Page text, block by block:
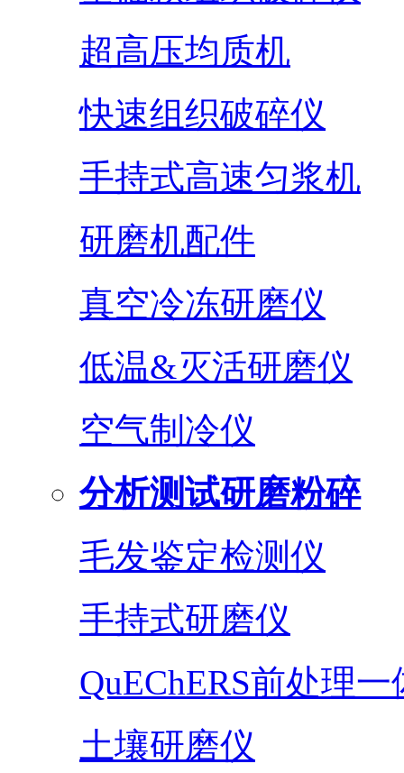
超高压均质机
快速组织破碎仪
手持式高速匀浆机
研磨机配件
真空冷冻研磨仪
低温&灭活研磨仪
空气制冷仪
分析测试研磨粉碎
毛发鉴定检测仪
手持式研磨仪
QuEChERS前处理一
土壤研磨仪